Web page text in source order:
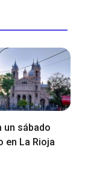
un sábado
en La Rioja